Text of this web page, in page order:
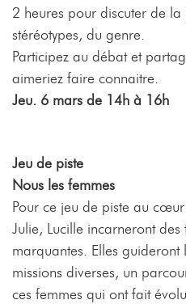
2 heures pour discuter de la
stéréotypes, du genre.
Participez au débat et
aimeriez faire connaitre.
Jeu. 6 mars de 14h à 16h
Jeu de piste
Nous les femmes
Pour ce jeu de piste au
Julie, Lucille incarneront des
marquantes. Elles guideront
missions diverses, un
ces femmes qui ont fait